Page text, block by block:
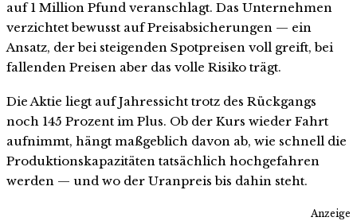
auf 1 Million Pfund veranschlagt. Das Unternehmen
verzichtet bewusst auf Preisabsicherungen — ein
Ansatz, der bei steigenden Spotpreisen voll greift, bei
fallenden Preisen aber das volle Risiko trägt.
Die Aktie liegt auf Jahressicht trotz des Rückgangs
noch 145 Prozent im Plus. Ob der Kurs wieder Fahrt
aufnimmt, hängt maßgeblich davon ab, wie schnell die
Produktionskapazitäten tatsächlich hochgefahren
werden — und wo der Uranpreis bis dahin steht.
Anzeige